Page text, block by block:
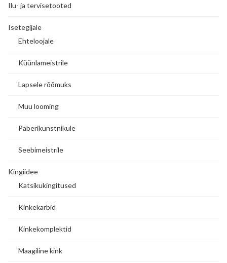
Ilu- ja tervisetooted
Isetegijale
Ehteloojale
Küünlameistrile
Lapsele rõõmuks
Muu looming
Paberikunstnikule
Seebimeistrile
Kingiidee
Katsikukingitused
Kinkekarbid
Kinkekomplektid
Maagiline kink